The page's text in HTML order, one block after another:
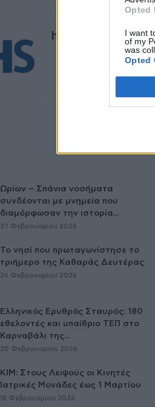
Opted
I want
of my
was
Opted
healthstories
Ωρίων – Σπάνια νοσήματα
συνδέονται με μνημεία που
διαμόρφωσαν την ιστορία...
27 Φεβρουαρίου 2026
Το νησί που πρωταγωνίστησε το
τριήμερο της Καθαράς Δευτέρας
26 Φεβρουαρίου 2026
Ελληνικός Ερυθρός Σταυρός: 180
εθελοντές και υπαίθριο ΤΕΠ στο
Καρναβάλι της...
20 Φεβρουαρίου 2026
ΚΙΜ: Στους Λειψούς οι Κινητές
Ιατρικές Μονάδες έως 1 Μαρτίου
18 Φεβρουαρίου 2026